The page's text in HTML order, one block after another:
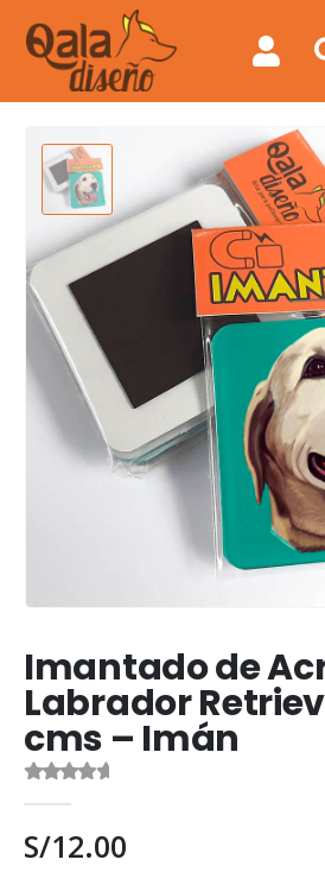
Imantado de
Labrador
cms – Imán
S/12.00